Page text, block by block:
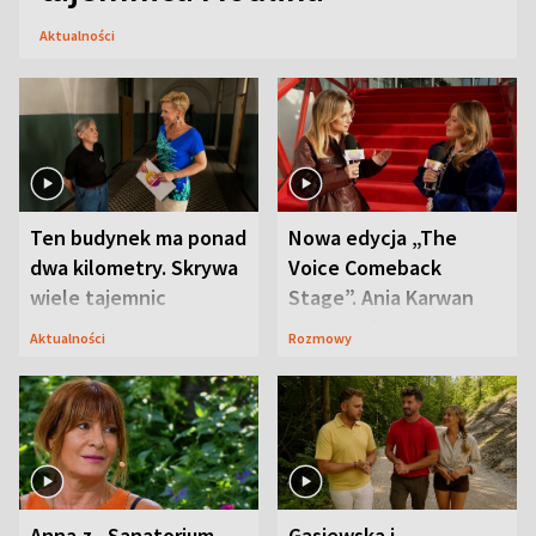
Aktualności
Ten budynek ma ponad
dwa kilometry. Skrywa
wiele tajemnic
Aktualności
Nowa edycja „The
Voice Comeback
Stage”. Ania Karwan
zapowiada
Rozmowy